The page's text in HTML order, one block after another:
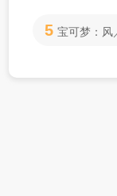
5 宝可梦：风／波